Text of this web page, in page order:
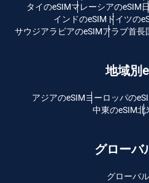
タイのeSIMマレーシアのeSIM
インドのeSIM ドイツの
サウジアラビアのeSIMアラブ首長
地域別
アジアのeSIMヨーロッパの
中東のeSIM北
グローバ
グローバ